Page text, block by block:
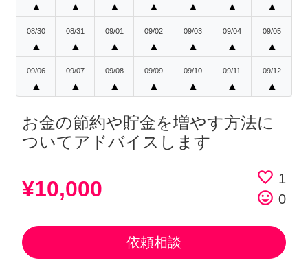
▲ ▲ ▲ ▲ ▲ ▲ ▲
08/30
▲
08/31
▲
09/01
▲
09/02
▲
09/03
▲
09/04
▲
09/05
▲
09/06
▲
09/07
▲
09/08
▲
09/09
▲
09/10
▲
09/11
▲
09/12
▲
お金の節約や貯金を増やす方法に
ついてアドバイスします
¥10,000 favorite_border 1
tag_faces 0
依頼相談